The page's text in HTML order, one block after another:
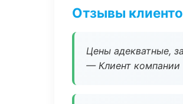
Отзывы
Цены адекватные,
— Клиент компании